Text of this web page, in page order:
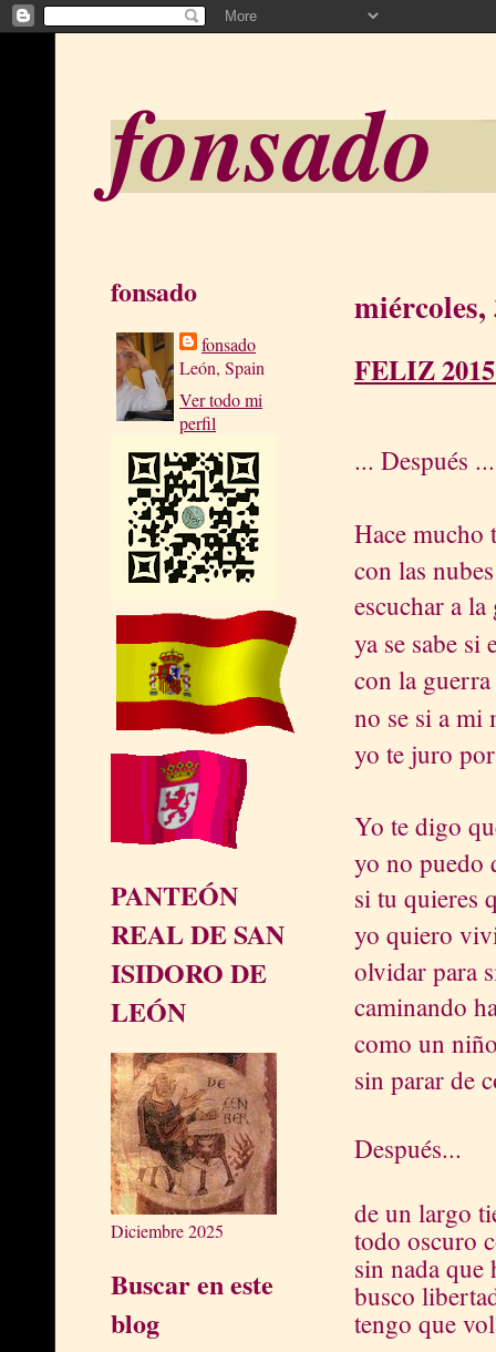
fonsado
fonsado
fonsado
León, Spain
Ver todo mi
perfil
PANTEÓN
REAL DE SAN
ISIDORO DE
LEÓN
Diciembre 2025
Buscar en este
blog
miércoles,
FELIZ
... Después ...
Hace
con las
escuchar a
ya se sabe
con la
no se si a mi
yo te juro
Yo te digo
yo no puedo
si tu quieres
yo quiero
olvidar para
caminando
como un
sin parar de
Después...
de un largo
todo oscuro
sin nada que
busco
tengo que